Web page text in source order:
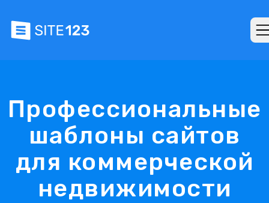
Профессиональные
шаблоны сайтов
для коммерческой
недвижимости